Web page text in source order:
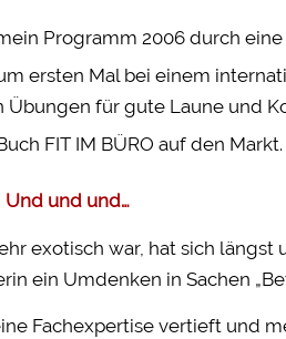
Programm 2006 durch eine
ersten Mal bei einem
Übungen für gute Laune und
FIT IM BÜRO auf den Markt.
Und und und…
exotisch war, hat sich
ein Umdenken in Sachen
Fachexpertise vertieft und